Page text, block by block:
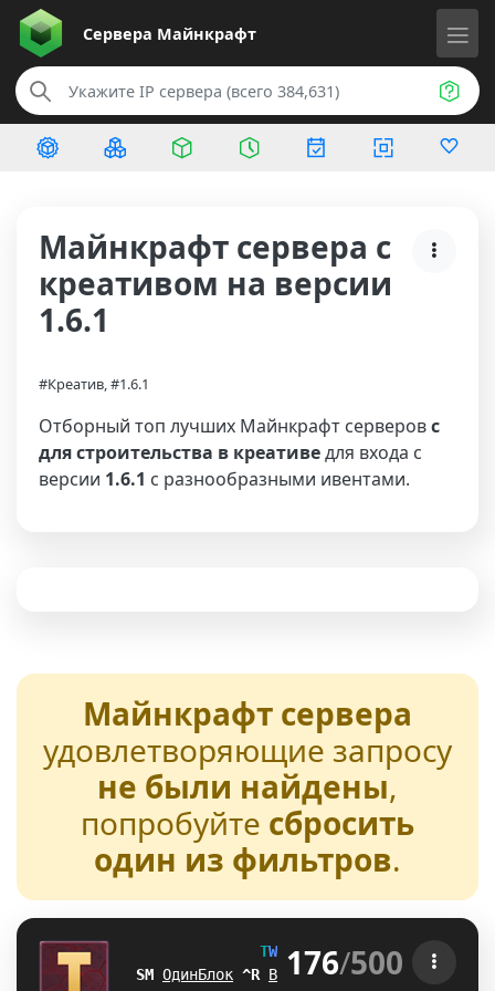
Сервера Майнкрафт
Майнкрафт сервера с
креативом на версии
1.6.1
#Креатив, #1.6.1
Отборный топ лучших Майнкрафт серверовс
для строительства в креативедля входа с
версии 1.6.1 с разнообразными ивентами.
Майнкрафт сервера
удовлетворяющие запросу
не были найдены,
попробуйте сбросить
один из фильтров.
TW NT UR E
[1.21-26.2]
ZJ ОдинБлок C] Выживание L\ БедВарс
176/500